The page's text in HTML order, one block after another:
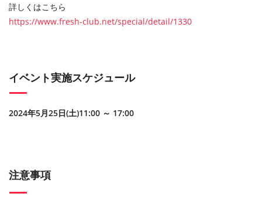
詳しくはこちら
https://www.fresh-club.net/special/detail/1330
イベント実施スケジュール
2024年5月25日(土)11:00 ～ 17:00
注意事項